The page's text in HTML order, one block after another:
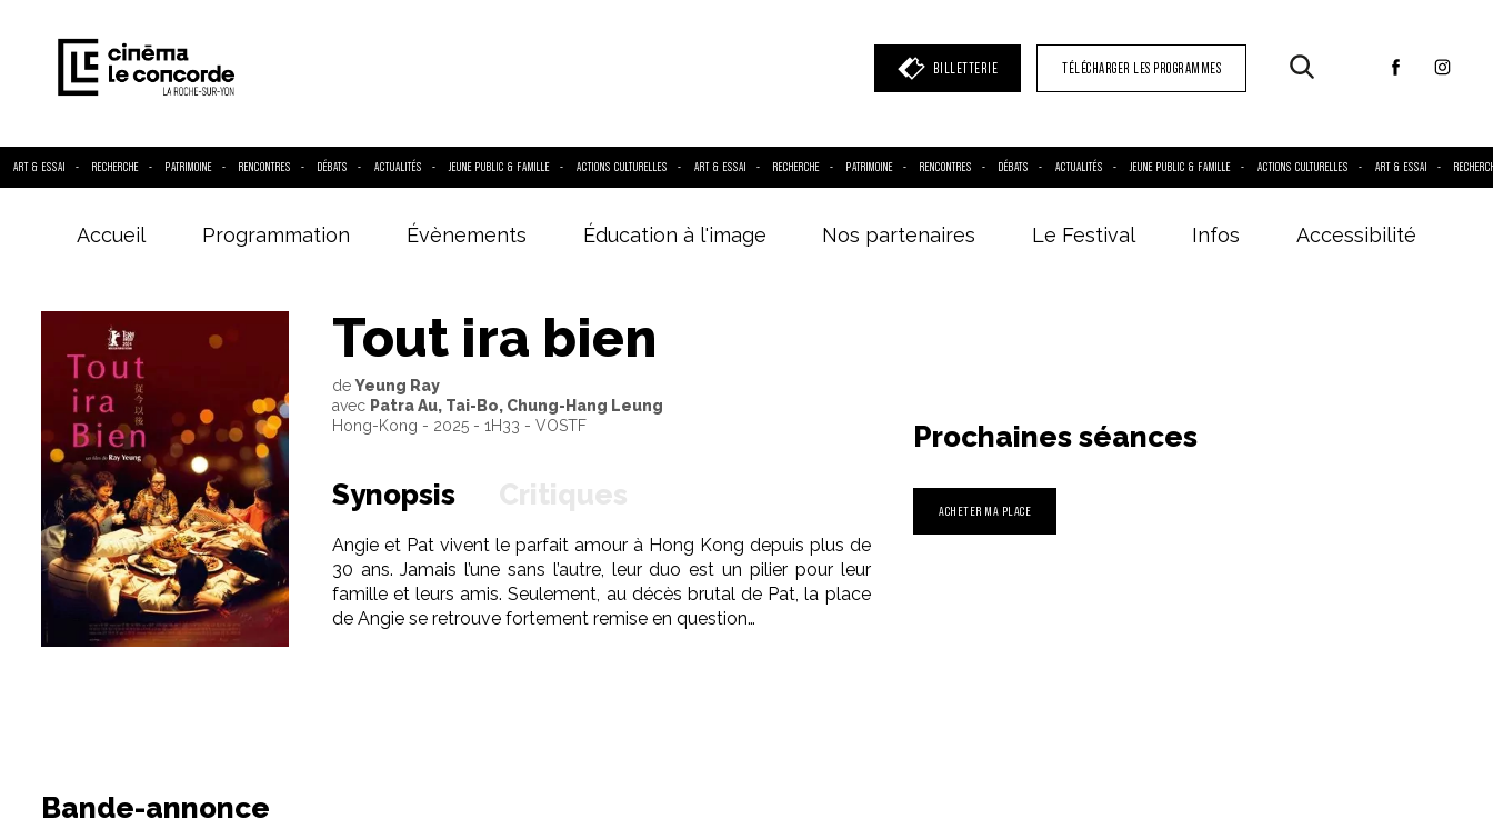
BILLETTERIE TÉLÉCHARGER LES PROGRAMMES
ART & ESSAI RECHERCHE PATRIMOINE RENCONTRES DÉBATS ACTUALITÉS JEUNE PUBLIC & FAMILLE ACTIONS CULTURELLES ART & ESSAI RECHERCHE PATRIMOINE RENCONTRES DÉBATS ACTUALITÉS JEUNE PUBLIC & FAMILLE ACTIONS CULTURELLES ART & ESSAI
Accueil Programmation Évènements Éducation à l'image Nos partenaires Le Festival Infos Accessibilité
Tout ira bien
deYeung Ray
avec Patra Au, Tai-Bo, Chung-Hang Leung
Hong-Kong - 2025 - 1H33 - VOSTF
Synopsis
Angie et Pat vivent le parfait amour à Hong Kong depuis plus de
30 ans. Jamais l’une sans l’autre, leur duo est un pilier pour leur
famille et leurs amis. Seulement, au décès brutal de Pat, la place
de Angie se retrouve fortement remise en question…
Prochaines séances
ACHETER MA PLACE
Bande-annonce